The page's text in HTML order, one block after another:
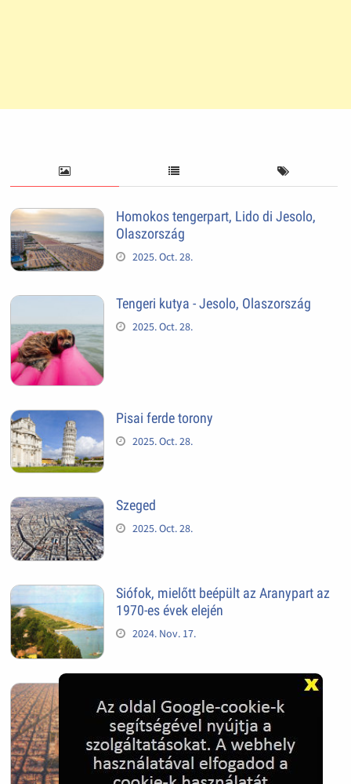
Homokos tengerpart, Lido di Jesolo,
Olaszország
2025. Oct. 28.
Tengeri kutya - Jesolo, Olaszország
2025. Oct. 28.
Pisai ferde torony
2025. Oct. 28.
Szeged
2025. Oct. 28.
Siófok, mielőtt beépült az Aranypart az
1970-es évek elején
2024. Nov. 17.
2022. Dec. 04.